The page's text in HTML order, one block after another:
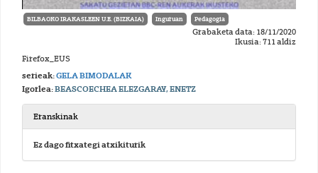
BILBAOKO IRAKASLEEN U.E. (BIZKAIA) Inguruan Pedagogia
Grabaketa data: 18/11/2020
Ikusia: 711 aldiz
Firefox_EUS
serieak:GELA BIMODALAK
Igorlea:BEASCOECHEA ELEZGARAY, ENETZ
Eranskinak
Ez dago fitxategi atxikiturik